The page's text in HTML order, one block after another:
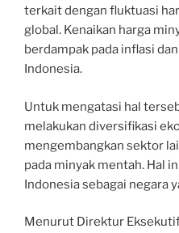
terkait dengan fluktuasi
global. Kenaikan harga
berdampak pada inflasi
Indonesia.
Untuk mengatasi hal
melakukan diversifikasi
mengembangkan sektor
pada minyak mentah. Hal
Indonesia sebagai negara
Menurut Direktur